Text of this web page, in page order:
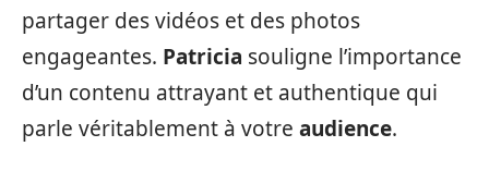
partager des vidéos et des photos
engageantes. Patricia souligne l’importance
d’un contenu attrayant et authentique qui
parle véritablement à votre audience.